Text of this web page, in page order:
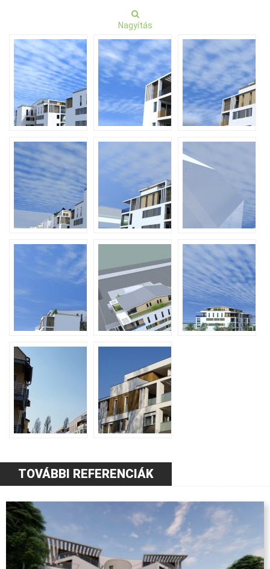
Nagyítás
TOVÁBBI REFERENCIÁK